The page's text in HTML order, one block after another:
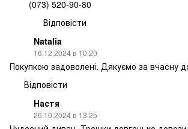
(073) 520-90-80
Відповісти
Natalia
16.12.2024 в 10:20
Покупкою задоволені. Дякуємо за вчасну
Відповісти
Настя
26.10.2024 в 13:25